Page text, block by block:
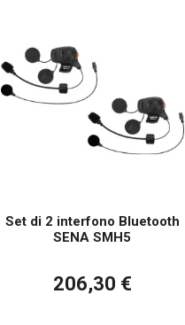
Set di 2 interfono Bluetooth
SENA SMH5
206,30 €